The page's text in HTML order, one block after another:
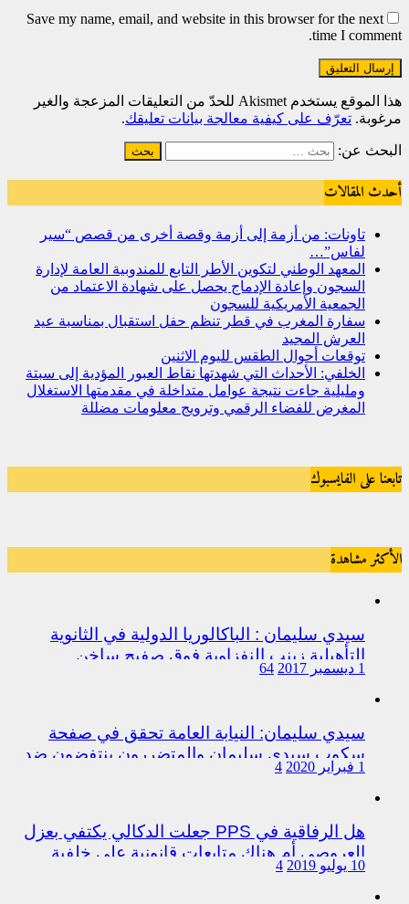
Save my name, email, and website in this browser for the next
time I comment.
هذا الموقع يستخدم Akismet للحدّ من التعليقات المزعجة والغير
مرغوبة. تعرّف على كيفية معالجة بيانات تعليقك.
البحث عن:
أحدث المقالات
تاونات: من أزمة إلى أزمة وقصة أخرى من قصص “سير
لفاس”…
المعهد الوطني لتكوين الأطر التابع للمندوبية العامة لإدارة
السجون وإعادة الإدماج يحصل على شهادة الاعتماد من
الجمعية الأمريكية للسجون
سفارة المغرب في قطر تنظم حفل استقبال بمناسبة عيد
العرش المجيد
توقعات أحوال الطقس لليوم الاثنين
الخلفي: الأحداث التي شهدتها نقاط العبور المؤدية إلى سبتة
ومليلية جاءت نتيجة عوامل متداخلة في مقدمتها الاستغلال
المغرض للفضاء الرقمي وترويج معلومات مضللة
تابعنا على الفايسبوك
الأكثر مشاهدة
سيدي سليمان : الباكالوريا الدولية في الثانوية
التأهيلية زينب النفزاوية فوق صفيح ساخن
1 ديسمبر 2017 64
سيدي سليمان: النيابة العامة تحقق في صفحة
سكوب سيدي سليمان والمتضررون ينتفضون ضد
المتورطين من رجال الشرطة
1 فبراير 2020 4
هل الرفاقية في PPS جعلت الدكالي يكتفي بعزل
العروصي أم هناك متابعات قانونية على خلفية
اختلالات التسيير بمندوبية سيدي سليمان
10 يوليو 2019 4